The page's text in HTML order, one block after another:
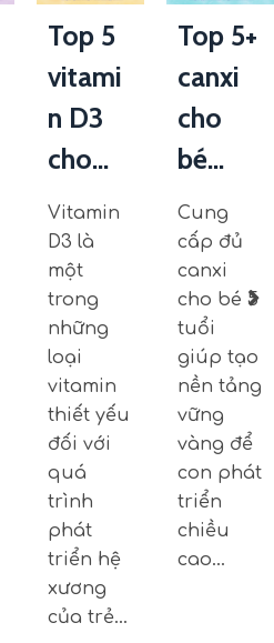
Top 5
vitami
n D3
cho...
Vitamin
D3 là
một
trong
những
loại
vitamin
thiết yếu
đối với
quá
trình
phát
triển hệ
xương
của trẻ…
Top 5+
canxi
cho
bé...
Cung
cấp đủ
canxi
cho bé 5
tuổi
giúp tạo
nền tảng
vững
vàng để
con phát
triển
chiều
cao…